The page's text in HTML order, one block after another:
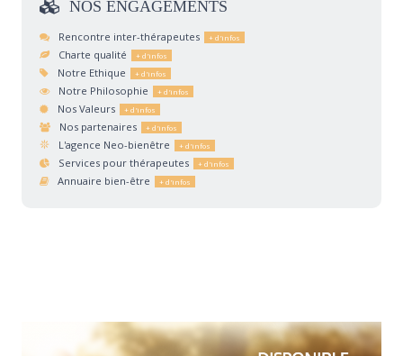
NOS ENGAGEMENTS
Rencontre inter-thérapeutes
Charte qualité
Notre Ethique
Notre Philosophie
Nos Valeurs
Nos partenaires
L'agence Neo-bienêtre
Services pour thérapeutes
Annuaire bien-être